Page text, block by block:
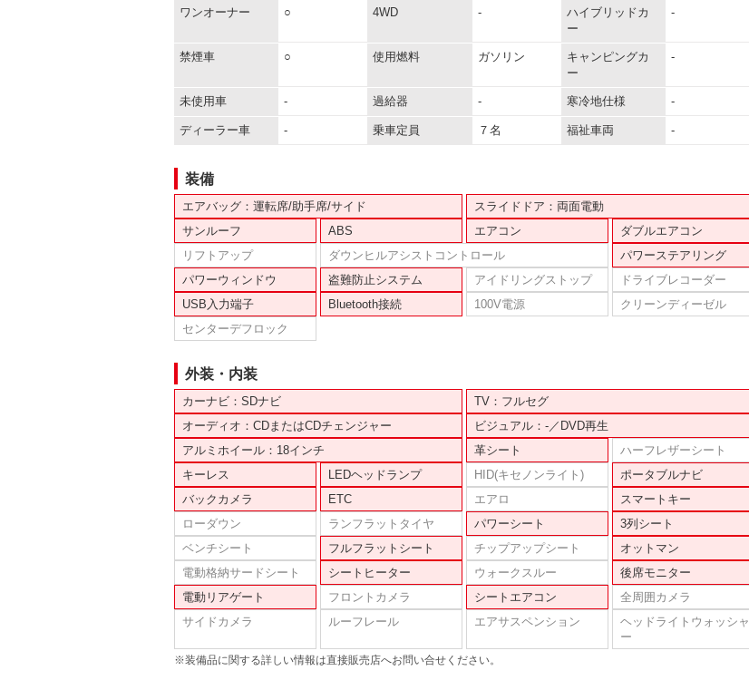
ワンオーナー ○ 4WD -
ハイブリッドカ
ー
-
禁煙車 ○ 使用燃料 ガソリン
キャンピングカ
ー
-
未使用車 - 過給器 - 寒冷地仕様 -
ディーラー車 - 乗車定員 ７名 福祉車両 -
装備
エアバッグ：運転席/助手席/サイド
スライドドア：両面電動
サンルーフ
ABS エアコン
ダブルエアコン
リフトアップ
ダウンヒルアシストコントロール
パワーステアリング
パワーウィンドウ
盗難防止システム アイドリングストップ
ドライブレコーダー
USB入力端子
Bluetooth接続 100V電源
クリーンディーゼル
センターデフロック
外装・内装
カーナビ：SDナビ
TV：フルセグ
オーディオ：CDまたはCDチェンジャー
ビジュアル：-／DVD再生
アルミホイール：18インチ
革シート
ハーフレザーシート
キーレス
LEDヘッドランプ HID(キセノンライト)
ポータブルナビ
バックカメラ
ETC エアロ
スマートキー
ローダウン
ランフラットタイヤ パワーシート
3列シート
ベンチシート
フルフラットシート チップアップシート
オットマン
電動格納サードシート
シートヒーター ウォークスルー
後席モニター
電動リアゲート
フロントカメラ シートエアコン
全周囲カメラ
サイドカメラ
ルーフレール エアサスペンション
ヘッドライトウォッシャ
ー
※装備品に関する詳しい情報は直接販売店へお問い合せください。